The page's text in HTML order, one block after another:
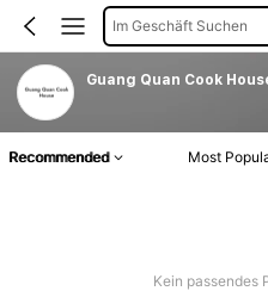
Im Geschäft Suchen
Guang Quan Cook
Recommended Most
Kein passendes